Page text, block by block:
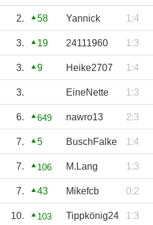
2. 58 Yannick 1:4
3. 19 24111960 1:3
3. 9 Heike2707 1:4
3. EineNette 1:3
6. 649 nawro13 2:3
7. 5 BuschFalke 1:4
7. 106 M.Lang 1:3
7. 43 Mikefcb 0:2
10. 103 Tippkönig24 1:3